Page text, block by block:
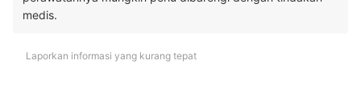
medis.
Laporkan informasi yang kurang tepat